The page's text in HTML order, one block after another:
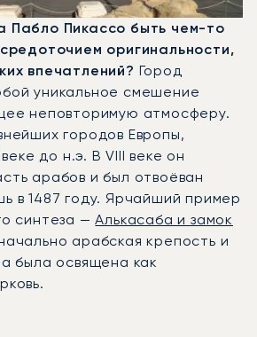
Пабло Пикассо быть чем-то
оригинальности,
впечатлений? Город
уникальное смешение
неповторимую атмосферу.
городов Европы,
до н.э. В VIII веке он
арабов и был отвоёван
в 1487 году. Ярчайший пример
синтеза —Алькасаба и замок
арабская крепость и
была освящена как